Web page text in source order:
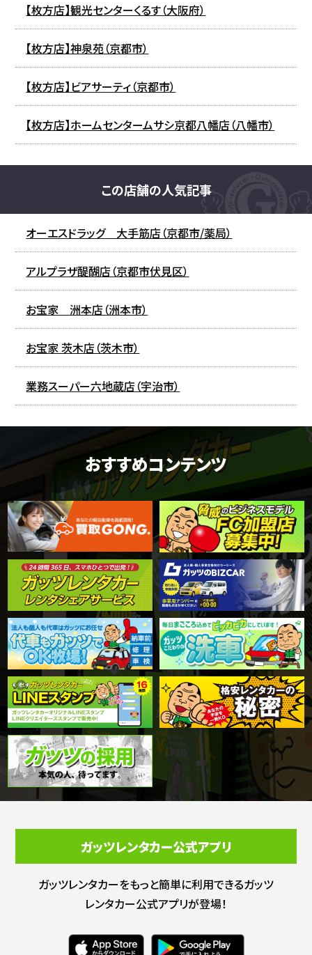
【枚方店】観光センターくるす（大阪府）
【枚方店】神泉苑（京都市）
【枚方店】ビアサーティ（京都市）
【枚方店】ホームセンタームサシ京都八幡店（八幡市）
この店舗の人気記事
オーエスドラッグ 大手筋店（京都市/薬局）
アルプラザ醍醐店（京都市伏見区）
お宝家 洲本店（洲本市）
お宝家 茨木店（茨木市）
業務スーパー六地蔵店（宇治市）
おすすめコンテンツ
ガッツレンタカー公式アプリ
ガッツレンタカーをもっと簡単に利用できるガッツ
レンタカー公式アプリが登場！